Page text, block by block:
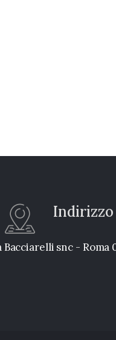
Indirizzo
Bacciarelli snc - Roma